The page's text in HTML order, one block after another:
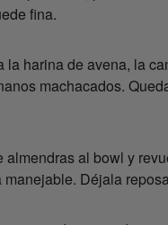
fina.
la harina de avena, la
machacados.
almendras al bowl y
Déjala